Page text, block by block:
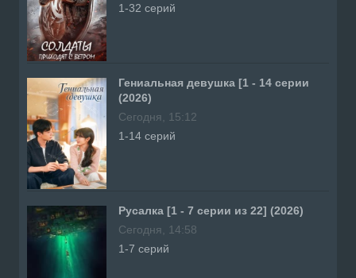
1-32 серий
Гениальная девушка [1 - 14 серии
(2026)
Сегодня, 15:12
1-14 серий
Русалка [1 - 7 серии из 22] (2026)
Сегодня, 14:58
1-7 серий